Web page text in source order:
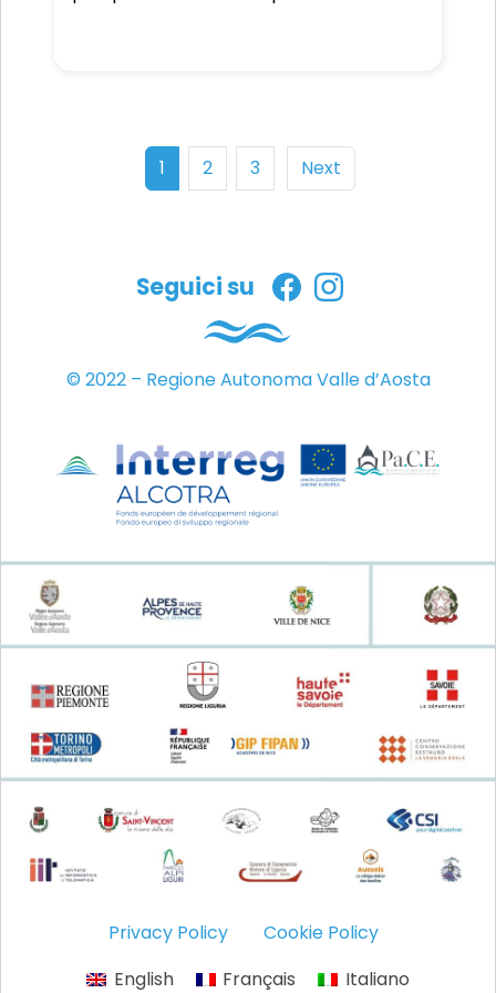
1
2 3 Next
Seguici su
© 2022 – Regione Autonoma Valle d’Aosta
Privacy Policy
Cookie Policy
English
Français Italiano